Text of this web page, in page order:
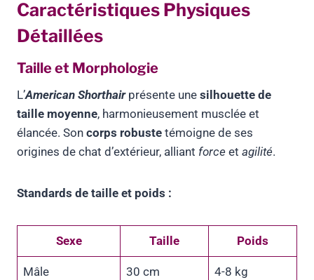
Caractéristiques Physiques
Détaillées
Taille et Morphologie
L’American Shorthairprésente une silhouette de
taille moyenne, harmonieusement musclée et
élancée. Son corps robuste témoigne de ses
origines de chat d’extérieur, alliant force et agilité.
Standards de taille et poids :
Sexe Taille Poids
Mâle 30 cm 4-8 kg